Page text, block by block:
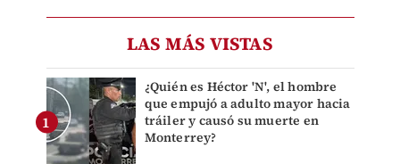
LAS MÁS VISTAS
¿Quién es Héctor 'N', el hombre
que empujó a adulto mayor hacia
tráiler y causó su muerte en
Monterrey?